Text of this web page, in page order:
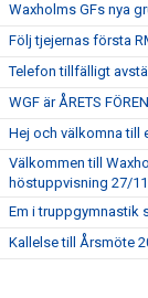
Waxholms GFs nya
Följ tjejernas första
Telefon tillfälligt
WGF är ÅRETS
Hej och välkomna till
Välkommen till
höstuppvisning 27/
Em i truppgymnastik
Kallelse till Årsmöte